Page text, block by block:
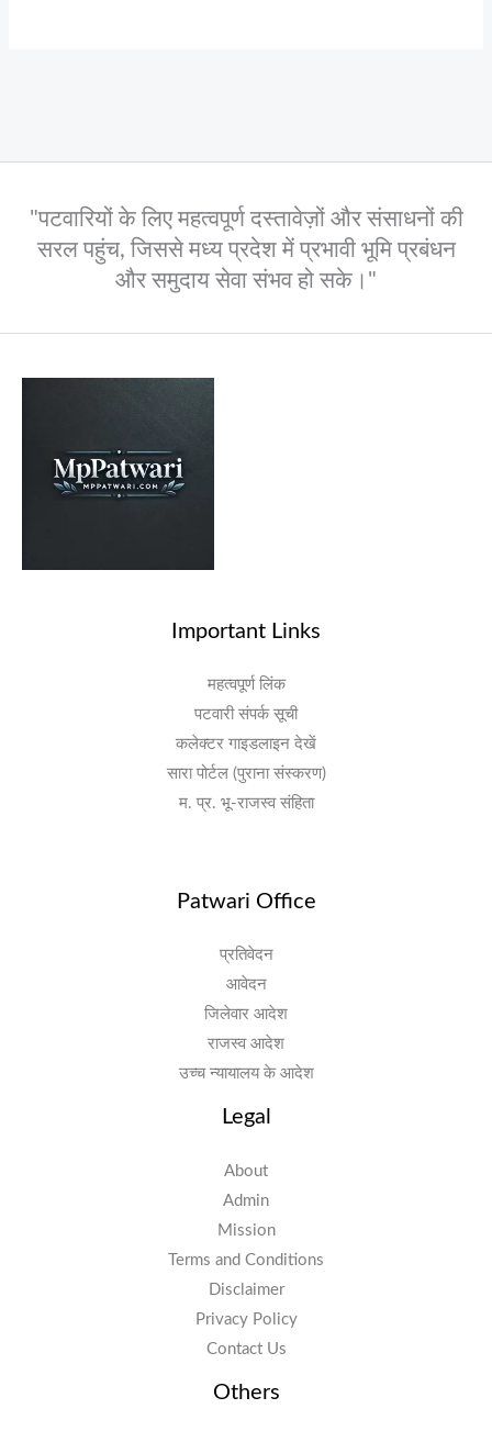
"पटवारियों के लिए महत्वपूर्ण दस्तावेज़ों और संसाधनों की
सरल पहुंच, जिससे मध्य प्रदेश में प्रभावी भूमि प्रबंधन
और समुदाय सेवा संभव हो सके।"
Important Links
महत्वपूर्ण लिंक
पटवारी संपर्क सूची
कलेक्टर गाइडलाइन देखें
सारा पोर्टल (पुराना संस्करण)
म. प्र. भू-राजस्व संहिता
Patwari Office
प्रतिवेदन
आवेदन
जिलेवार आदेश
राजस्व आदेश
उच्च न्यायालय के आदेश
Legal
About
Admin
Mission
Terms and Conditions
Disclaimer
Privacy Policy
Contact Us
Others